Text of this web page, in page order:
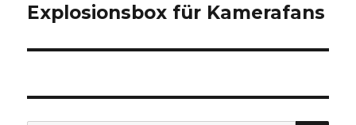
Explosionsbox für Kamerafans